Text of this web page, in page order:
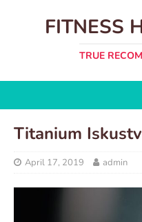
FITNESS
TRUE
Titanium
April 17, 2019 admin